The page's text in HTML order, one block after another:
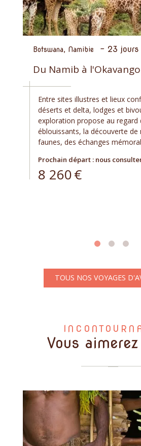
Botswana, Namibie - 23 jours
Du Namib à l'Okavango
Entre sites illustres et lieux
déserts et delta, lodges et
exploration propose au regard
éblouissants, la découverte de
faunes, des échanges
Prochain départ : nous
8 260€
TOUS NOS VOYAGES
Vous